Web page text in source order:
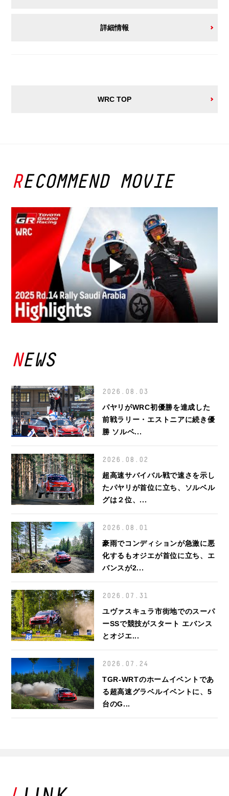
詳細情報
WRC TOP
RECOMMEND MOVIE
NEWS
2026.08.03
パヤリがWRC初優勝を達成した
前戦ラリー・エストニアに続き優
勝 ソルベ...
2026.08.02
超高速サバイバル戦で速さを示し
たパヤリが首位に立ち、ソルベル
グは２位、...
2026.08.01
豪雨でコンディションが急激に悪
化するもオジエが首位に立ち、エ
バンスが2...
2026.07.31
ユヴァスキュラ市街地でのスーパ
ーSSで競技がスタート エバンス
とオジエ...
2026.07.24
TGR-WRTのホームイベントであ
る超高速グラベルイベントに、5
台のG...